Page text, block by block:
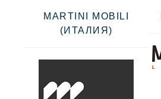
MARTINI MOBILI
(ИТАЛИЯ)